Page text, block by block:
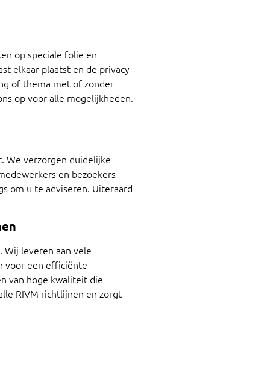
op speciale folie en
elkaar plaatst en de privacy
of thema met of zonder
op voor alle mogelijkheden.
We verzorgen duidelijke
en bezoekers
om u te adviseren. Uiteraard
leveren aan vele
voor een efficiënte
van hoge kwaliteit die
RIVM richtlijnen en zorgt